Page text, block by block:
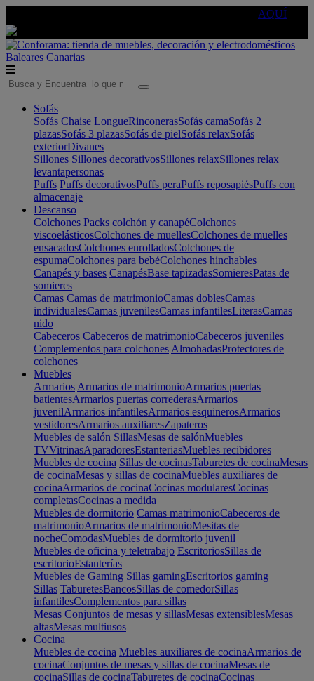
AQUÍ
Baleares Canarias
Sofás
Sofás Chaise LongueRinconerasSofás camaSofás 2
plazasSofás 3 plazasSofás de pielSofás relaxSofás
exteriorDivanes
Sillones Sillones decorativosSillones relaxSillones relax
levantapersonas
Puffs Puffs decorativosPuffs peraPuffs reposapiésPuffs con
almacenaje
Descanso
Colchones Packs colchón y canapéColchones
viscoelásticosColchones de muellesColchones de muelles
ensacadosColchones enrolladosColchones de
espumaColchones para bebéColchones hinchables
Canapés y bases CanapésBase tapizadasSomieresPatas de
somieres
Camas Camas de matrimonioCamas doblesCamas
individualesCamas juvenilesCamas infantilesLiterasCamas
nido
Cabeceros Cabeceros de matrimonioCabeceros juveniles
Complementos para colchones AlmohadasProtectores de
colchones
Muebles
Armarios Armarios de matrimonioArmarios puertas
batientesArmarios puertas correderasArmarios
juvenilArmarios infantilesArmarios esquinerosArmarios
vestidoresArmarios auxiliaresZapateros
Muebles de salón SillasMesas de salónMuebles
TVVitrinasAparadoresEstanteriasMuebles recibidores
Muebles de cocina Sillas de cocinasTaburetes de cocinaMesas
de cocinaMesas y sillas de cocinaMuebles auxiliares de
cocinaArmarios de cocinaCocinas modularesCocinas
completasCocinas a medida
Muebles de dormitorio Camas matrimonioCabeceros de
matrimonioArmarios de matrimonioMesitas de
nocheComodasMuebles de dormitorio juvenil
Muebles de oficina y teletrabajo EscritoriosSillas de
escritorioEstanterías
Muebles de Gaming Sillas gamingEscritorios gaming
Sillas TaburetesBancosSillas de comedorSillas
infantilesComplementos para sillas
Mesas Conjuntos de mesas y sillasMesas extensiblesMesas
altasMesas multiusos
Cocina
Muebles de cocina Muebles auxiliares de cocinaArmarios de
cocinaConjuntos de mesas y sillas de cocinaMesas de
cocinaSillas de cocinaTaburetes de cocinaCocinas